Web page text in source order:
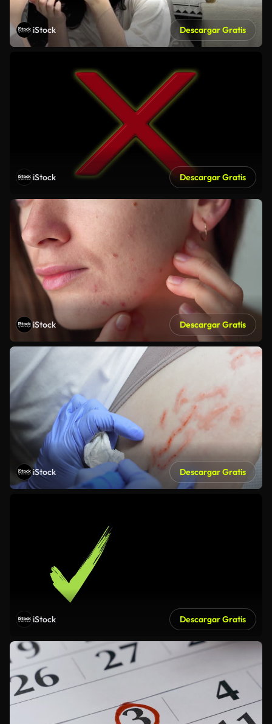
iStock Descargar Gratis
iStock Descargar Gratis
iStock Descargar Gratis
iStock Descargar Gratis
iStock Descargar Gratis